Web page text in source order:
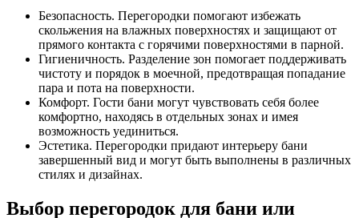
Безопасность. Перегородки помогают избежать
скольжения на влажных поверхностях и защищают от
прямого контакта с горячими поверхностями в парной.
Гигиеничность. Разделение зон помогает поддерживать
чистоту и порядок в моечной, предотвращая попадание
пара и пота на поверхности.
Комфорт. Гости бани могут чувствовать себя более
комфортно, находясь в отдельных зонах и имея
возможность уединиться.
Эстетика. Перегородки придают интерьеру бани
завершенный вид и могут быть выполнены в различных
стилях и дизайнах.
Выбор перегородок для бани или